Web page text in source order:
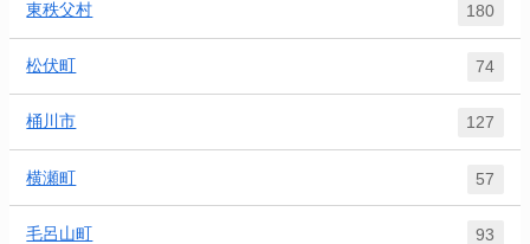
東秩父村 180
松伏町 74
桶川市 127
横瀬町 57
毛呂山町 93